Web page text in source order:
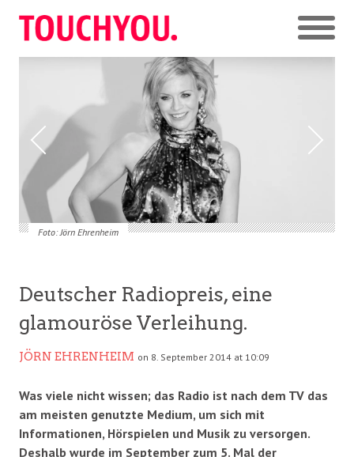
Foto: Jörn Ehrenheim
Deutscher Radiopreis, eine
glamouröse Verleihung.
JÖRN EHRENHEIM on 8. September 2014 at 10:09
Was viele nicht wissen; das Radio ist nach dem TV das
am meisten genutzte Medium, um sich mit
Informationen, Hörspielen und Musik zu versorgen.
Deshalb wurde im September zum 5. Mal der